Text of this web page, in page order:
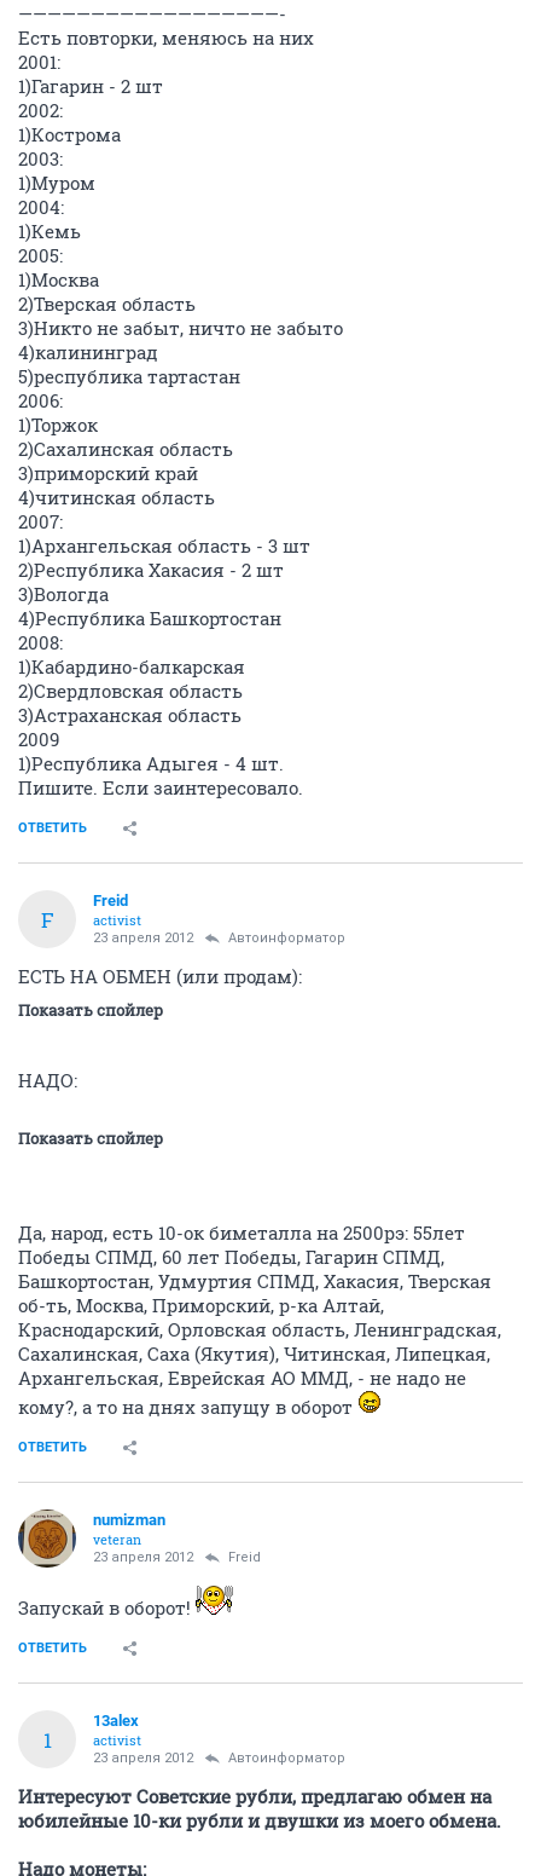
——————————————————-
Есть повторки, меняюсь на них
2001:
1)Гагарин - 2 шт
2002:
1)Кострома
2003:
1)Муром
2004:
1)Кемь
2005:
1)Москва
2)Тверская область
3)Никто не забыт, ничто не забыто
4)калининград
5)республика тартастан
2006:
1)Торжок
2)Сахалинская область
3)приморский край
4)читинская область
2007:
1)Архангельская область - 3 шт
2)Республика Хакасия - 2 шт
3)Вологда
4)Республика Башкортостан
2008:
1)Кабардино-балкарская
2)Свердловская область
3)Астраханская область
2009
1)Республика Адыгея - 4 шт.
Пишите. Если заинтересовало.
ОТВЕТИТЬ
F
Freid
activist
23 апреля 2012 Автоинформатор
ЕСТЬ НА ОБМЕН (или продам):
Показать спойлер
НАДО:
Показать спойлер
Да, народ, есть 10-ок биметалла на 2500рэ: 55лет
Победы СПМД, 60 лет Победы, Гагарин СПМД,
Башкортостан, Удмуртия СПМД, Хакасия, Тверская
об-ть, Москва, Приморский, р-ка Алтай,
Краснодарский, Орловская область, Ленинградская,
Сахалинская, Саха (Якутия), Читинская, Липецкая,
Архангельская, Еврейская АО ММД, - не надо не
кому?, а то на днях запущу в оборот
ОТВЕТИТЬ
numizman
veteran
23 апреля 2012 Freid
Запускай в оборот!
ОТВЕТИТЬ
1
13alex
activist
23 апреля 2012 Автоинформатор
Интересуют Советские рубли, предлагаю обмен на
юбилейные 10-ки рубли и двушки из моего обмена.
Надо монеты: